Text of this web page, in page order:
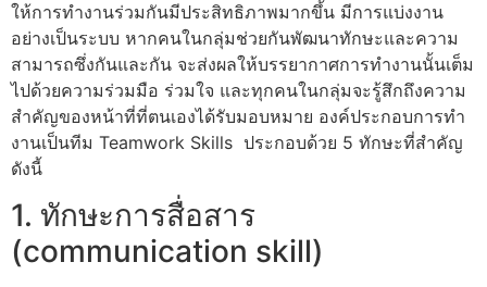
ให้การทำงานร่วมกันมีประสิทธิภาพมากขึ้น มีการแบ่งงาน
อย่างเป็นระบบ หากคนในกลุ่มช่วยกันพัฒนาทักษะและความ
สามารถซึ่งกันและกัน จะส่งผลให้บรรยากาศการทำงานนั้นเต็ม
ไปด้วยความร่วมมือ ร่วมใจ และทุกคนในกลุ่มจะรู้สึกถึงความ
สำคัญของหน้าที่ที่ตนเองได้รับมอบหมาย องค์ประกอบการทํา
งานเป็นทีม Teamwork Skills ประกอบด้วย 5 ทักษะที่สำคัญ
ดังนี้
1. ทักษะการสื่อสาร
(communication skill)